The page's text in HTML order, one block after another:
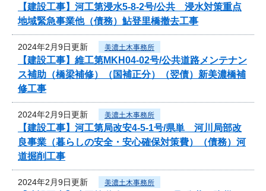
【建設工事】河工第浸水5-8-2号/公共 浸水対策重点
地域緊急事業他（債務）鮎登里橋撤去工事
2024年2月9日更新 美濃土木事務所
【建設工事】維工第MKH04-02号/公共道路メンテナン
ス補助（橋梁補修）（国補正分）（翌債）新美濃橋補
修工事
2024年2月9日更新 美濃土木事務所
【建設工事】河工第局改安4-5-1号/県単 河川局部改
良事業（暮らしの安全・安心確保対策費）（債務）河
道掘削工事
2024年2月9日更新 美濃土木事務所